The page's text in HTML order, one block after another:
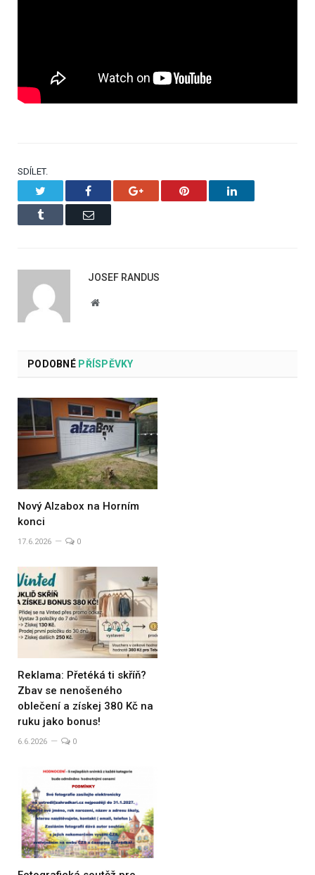
SDÍLET.
Facebook Google+ Pinterest LinkedIn
Tumblr Email
JOSEF RANDUS
Website
PODOBNÉPŘÍSPĚVKY
Nový Alzabox na Horním
konci
17.6.2026 0
Reklama: Přetéká ti skříň?
Zbav se nenošeného
oblečení a získej 380 Kč na
ruku jako bonus!
6.6.2026 0